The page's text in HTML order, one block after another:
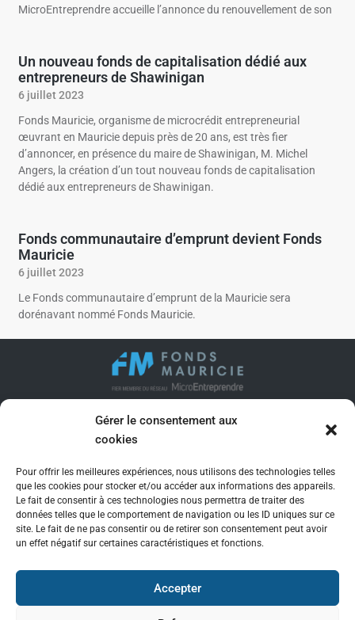
Gérer le consentement aux
cookies
Pour offrir les meilleures expériences, nous utilisons des technologies telles
que les cookies pour stocker et/ou accéder aux informations des appareils.
Le fait de consentir à ces technologies nous permettra de traiter des
données telles que le comportement de navigation ou les ID uniques sur ce
site. Le fait de ne pas consentir ou de retirer son consentement peut avoir
un effet négatif sur certaines caractéristiques et fonctions.
Accepter
MicroEntreprendre accueille l’annonce du renouvellement de son
Un nouveau fonds de capitalisation dédié aux
entrepreneurs de Shawinigan
6 juillet 2023
Fonds Mauricie, organisme de microcrédit entrepreneurial
œuvrant en Mauricie depuis près de 20 ans, est très fier
d’annoncer, en présence du maire de Shawinigan, M. Michel
Angers, la création d’un tout nouveau fonds de capitalisation
dédié aux entrepreneurs de Shawinigan.
Fonds communautaire d’emprunt devient Fonds
Mauricie
6 juillet 2023
Le Fonds communautaire d’emprunt de la Mauricie sera
dorénavant nommé Fonds Mauricie.
SIÈGE SOCIAL
819 371-9050
jenevieve.forcier@fondsmauricie.com
SUIVEZ-NOUS